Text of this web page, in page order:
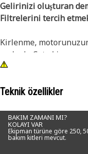
Gelirinizi oluşturan
Filtrelerini tercih etmek,
Kirlenme,
nedenle Cat
korumanız kritik önem
sağlayıp ekipmanı
Uzun hizmet ömrü ve
Filtreleri aynı
Cat ekipmanınızın
Teknik özellikler
BAKIM ZAMANI MI?
KOLAYI VAR
Ekipman türüne göre 250,
bakım kitleri mevcut.